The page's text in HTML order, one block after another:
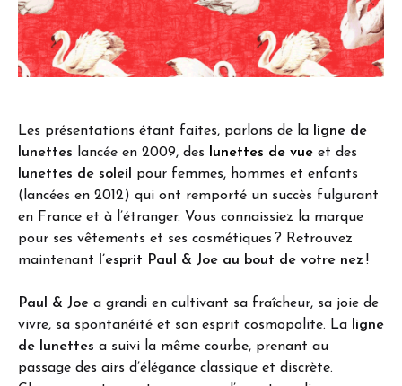
Les présentations étant faites, parlons de la
ligne de
lunettes lancée en 2009, des lunettes de vue et des
lunettes de soleil
pour femmes, hommes et enfants
(lancées en 2012) qui ont remporté un succès fulgurant
en France et à l’étranger. Vous connaissiez la marque
pour ses vêtements et ses cosmétiques ? Retrouvez
maintenant
l’esprit Paul & Joe au bout de votre nez !
Paul & Joe a grandi en cultivant sa fraîcheur, sa joie de
vivre, sa spontanéité et son esprit cosmopolite. La
ligne
de lunettes a suivi la même courbe, prenant au
passage des airs d’élégance classique et discrète.